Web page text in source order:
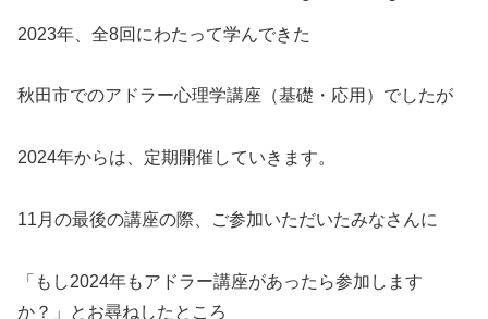
2023年、全8回にわたって学んできた
秋田市でのアドラー心理学講座（基礎・応用）でしたが
2024年からは、定期開催していきます。
11月の最後の講座の際、ご参加いただいたみなさんに
「もし2024年もアドラー講座があったら参加します
か？」とお尋ねしたところ